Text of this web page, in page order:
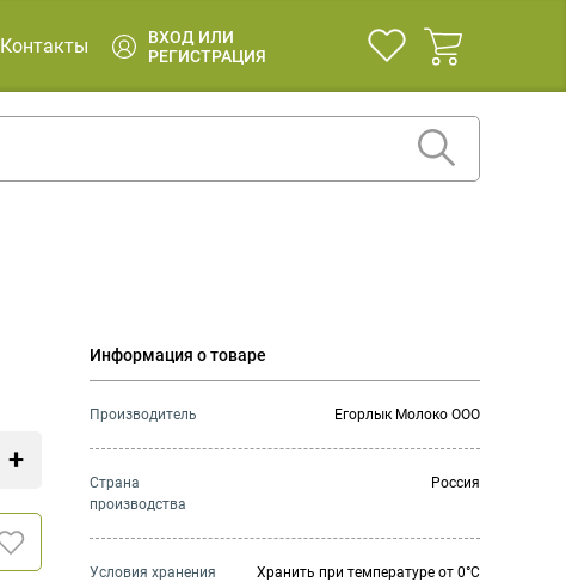
Контакты
ВХОД ИЛИ
РЕГИСТРАЦИЯ
Информация о товаре
Производитель Егорлык Молоко ООО
Страна
производства
Россия
Условия хранения
Хранить при температуре от 0°С